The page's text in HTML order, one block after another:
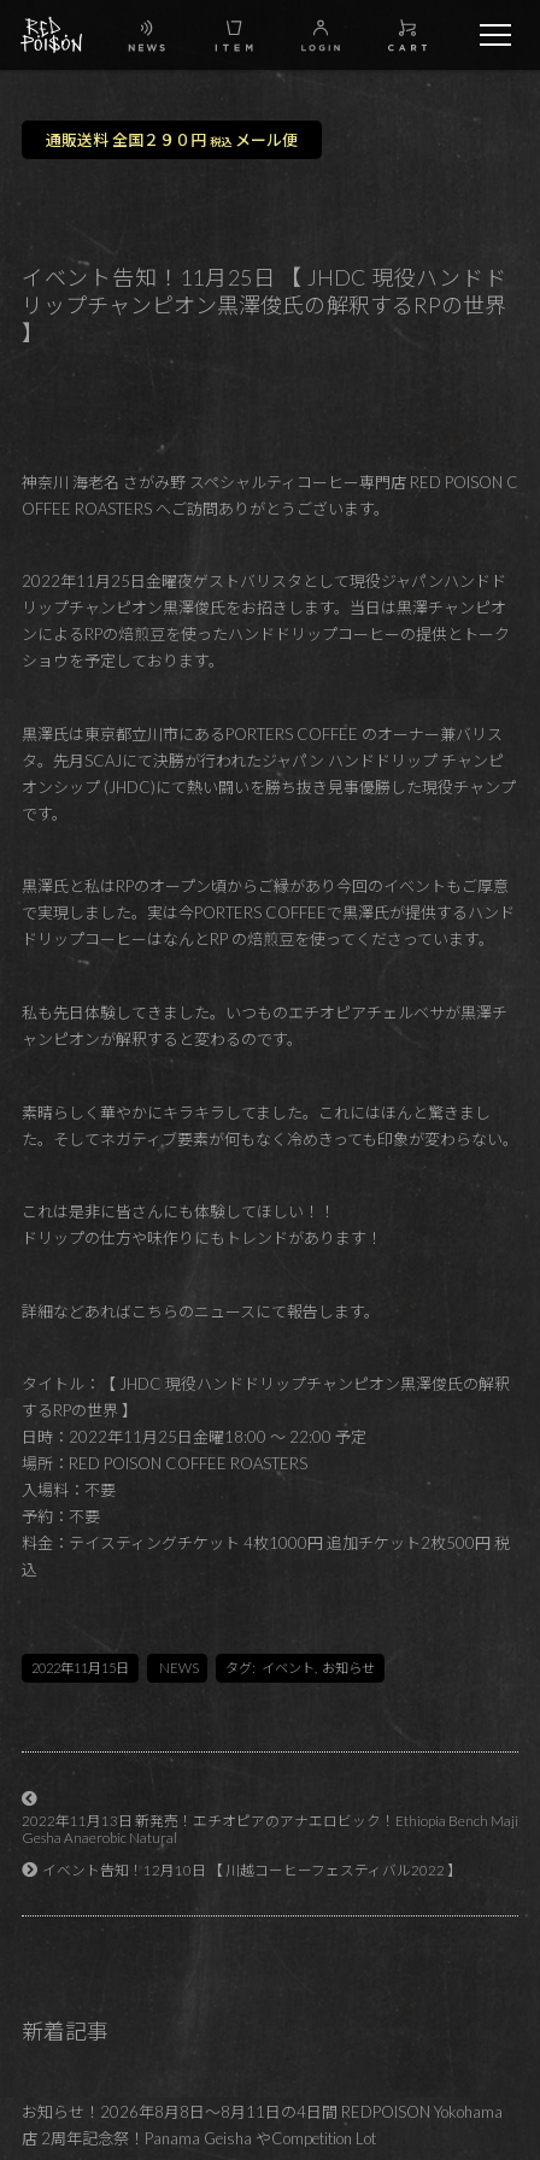
FB
通販送料 全国２９０円 税込メール便
イベント告知！11月25日 【 JHDC 現役ハンドド
リップチャンピオン黒澤俊氏の解釈するRPの世界
】
神奈川 海老名 さがみ野 スペシャルティコーヒー専門店 RED POISON C
OFFEE ROASTERS へご訪問ありがとうございます。
2022年11月25日金曜夜ゲストバリスタとして現役ジャパンハンドド
リップチャンピオン黒澤俊氏をお招きします。当日は黒澤チャンピオ
ンによるRPの焙煎豆を使ったハンドドリップコーヒーの提供とトーク
ショウを予定しております。
黒澤氏は東京都立川市にあるPORTERS COFFEE のオーナー兼バリス
タ。先月SCAJにて決勝が行われたジャパン ハンドドリップ チャンピ
オンシップ (JHDC)にて熱い闘いを勝ち抜き見事優勝した現役チャンプ
です。
黒澤氏と私はRPのオープン頃からご縁があり今回のイベントもご厚意
で実現しました。実は今PORTERS COFFEEで黒澤氏が提供するハンド
ドリップコーヒーはなんとRP の焙煎豆を使ってくださっています。
私も先日体験してきました。いつものエチオピアチェルベサが黒澤チ
ャンピオンが解釈すると変わるのです。
素晴らしく華やかにキラキラしてました。これにはほんと驚きまし
た。そしてネガティブ要素が何もなく冷めきっても印象が変わらない。
これは是非に皆さんにも体験してほしい！！
ドリップの仕方や味作りにもトレンドがあります！
詳細などあればこちらのニュースにて報告します。
タイトル：【 JHDC 現役ハンドドリップチャンピオン黒澤俊氏の解釈
するRPの世界 】
日時：2022年11月25日金曜18:00 ～ 22:00 予定
場所：RED POISON COFFEE ROASTERS
入場料：不要
予約：不要
料金：テイスティングチケット 4枚1000円 追加チケット2枚500円 税
込
2022年11月15日 NEWS タグ: イベント お知らせ
2022年11月13日 新発売！エチオピアのアナエロビック！Ethiopia Bench Maji
Gesha Anaerobic Natural
イベント告知！12月10日 【 川越コーヒーフェスティバル2022 】
新着記事
お知らせ！2026年8月8日～8月11日の4日間 REDPOISON Yokohama
店 2周年記念祭！Panama Geisha やCompetition Lot